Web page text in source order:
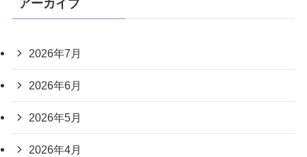
アーカイブ
2026年7月
2026年6月
2026年5月
2026年4月